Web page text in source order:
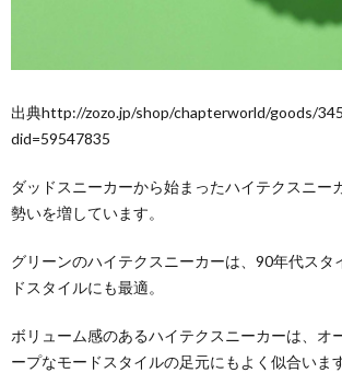
出典http://zozo.jp/shop/chapterworld/goods/
did=59547835
ダッドスニーカーから始まったハイテクスニー
勢いを増しています。
グリーンのハイテクスニーカーは、90年代スタ
ドスタイルにも最適。
ボリューム感のあるハイテクスニーカーは、オ
ープなモードスタイルの足元にもよく似合います